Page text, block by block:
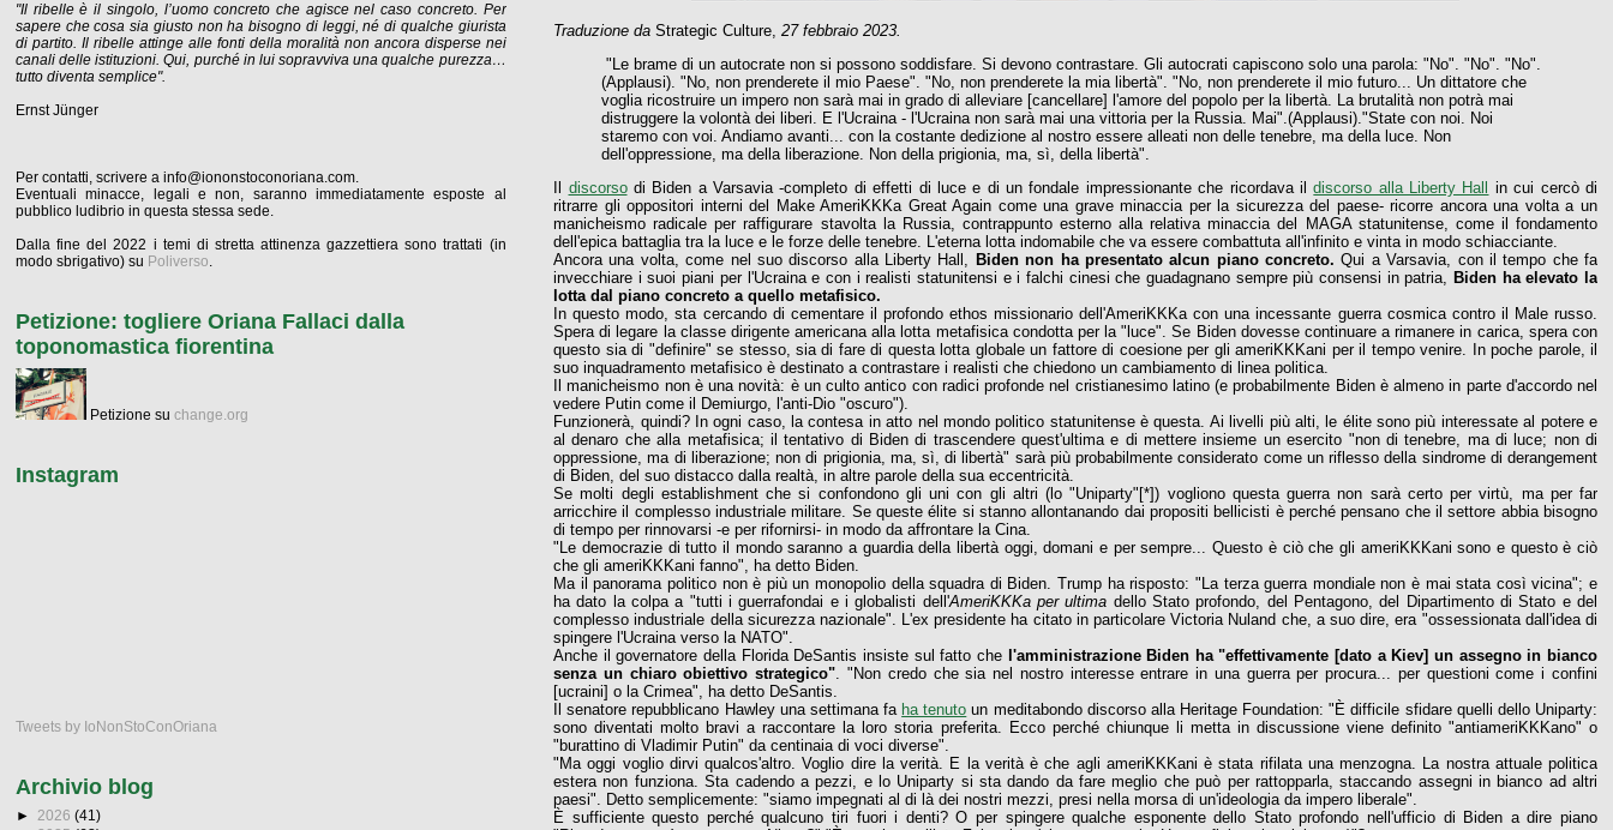
Traduzione da Strategic Culture,27 febbraio 2023.
"Le brame di un autocrate non si possono soddisfare. Si devono contrastare. Gli autocrati capiscono solo una parola: "No". "No". "No".
(Applausi). "No, non prenderete il mio Paese". "No, non prenderete la mia libertà". "No, non prenderete il mio futuro... Un dittatore che
voglia ricostruire un impero non sarà mai in grado di alleviare [cancellare] l'amore del popolo per la libertà. La brutalità non potrà mai
distruggere la volontà dei liberi. E l'Ucraina - l'Ucraina non sarà mai una vittoria per la Russia. Mai".(Applausi)."State con noi. Noi
staremo con voi. Andiamo avanti... con la costante dedizione al nostro essere alleati non delle tenebre, ma della luce. Non
dell'oppressione, ma della liberazione. Non della prigionia, ma, sì, della libertà".
discorsodi Biden a Varsavia -completo di effetti di luce e di un fondale impressionante che ricordava ildiscorso alla Liberty Hall
in cui cercò di
ritrarre gli oppositori interni del Make AmeriKKKa Great Again come una grave minaccia per la sicurezza del paese- ricorre ancora una volta a un
manicheismo radicale per raffigurare stavolta la Russia, contrappunto esterno alla relativa minaccia del MAGA statunitense, come il fondamento
dell'epica battaglia tra la luce e le forze delle tenebre. L'eterna lotta indomabile che va essere combattuta all'infinito e vinta in modo schiacciante.
Ancora una volta, come nel suo discorso alla Liberty Hall, Biden non ha presentato alcun piano concreto. Qui a Varsavia, con il tempo che fa
invecchiare i suoi piani per l'Ucraina e con i realisti statunitensi e i falchi cinesi che guadagnano sempre più consensi in patria, Biden ha elevato la
lotta dal piano concreto a quello metafisico.
In questo modo, sta cercando di cementare il profondo ethos missionario dell'AmeriKKKa con una incessante guerra cosmica contro il Male russo.
Spera di legare la classe dirigente americana alla lotta metafisica condotta per la "luce". Se Biden dovesse continuare a rimanere in carica, spera con
questo sia di "definire" se stesso, sia di fare di questa lotta globale un fattore di coesione per gli ameriKKKani per il tempo venire. In poche parole, il
suo inquadramento metafisico è destinato a contrastare i realisti che chiedono un cambiamento di linea politica.
Il manicheismo non è una novità: è un culto antico con radici profonde nel cristianesimo latino (e probabilmente Biden è almeno in parte d'accordo nel
vedere Putin come il Demiurgo, l'anti-Dio "oscuro").
Funzionerà, quindi? In ogni caso, la contesa in atto nel mondo politico statunitense è questa. Ai livelli più alti, le élite sono più interessate al potere e
al denaro che alla metafisica; il tentativo di Biden di trascendere quest'ultima e di mettere insieme un esercito "non di tenebre, ma di luce; non di
oppressione, ma di liberazione; non di prigionia, ma, sì, di libertà" sarà più probabilmente considerato come un riflesso della sindrome di derangement
di Biden, del suo distacco dalla realtà, in altre parole della sua eccentricità.
Se molti degli establishment che si confondono gli uni con gli altri (lo "Uniparty"[*]) vogliono questa guerra non sarà certo per virtù, ma per far
arricchire il complesso industriale militare. Se queste élite si stanno allontanando dai propositi bellicisti è perché pensano che il settore abbia bisogno
di tempo per rinnovarsi -e per rifornirsi- in modo da affrontare la Cina.
"Le democrazie di tutto il mondo saranno a guardia della libertà oggi, domani e per sempre... Questo è ciò che gli ameriKKKani sono e questo è ciò
che gli ameriKKKani fanno", ha detto Biden.
Ma il panorama politico non è più un monopolio della squadra di Biden. Trump ha risposto: "La terza guerra mondiale non è mai stata così vicina"; e
ha dato la colpa a "tutti i guerrafondai e i globalisti dell'AmeriKKKa per ultima dello Stato profondo, del Pentagono, del Dipartimento di Stato e del
complesso industriale della sicurezza nazionale". L'ex presidente ha citato in particolare Victoria Nuland che, a suo dire, era "ossessionata dall'idea di
spingere l'Ucraina verso la NATO".
Anche il governatore della Florida DeSantis insiste sul fatto chel'amministrazione Biden ha "effettivamente [dato a Kiev] un assegno in bianco
senza un chiaro obiettivo strategico". "Non credo che sia nel nostro interesse entrare in una guerra per procura... per questioni come i confini
[ucraini] o la Crimea", ha detto DeSantis.
Il senatore repubblicano Hawley una settimana fa ha tenuto un meditabondo discorso alla Heritage Foundation: "È difficile sfidare quelli dello Uniparty:
sono diventati molto bravi a raccontare la loro storia preferita. Ecco perché chiunque li metta in discussione viene definito "antiameriKKKano" o
"burattino di Vladimir Putin" da centinaia di voci diverse".
"Ma oggi voglio dirvi qualcos'altro. Voglio dire la verità. E la verità è che agli ameriKKKani è stata rifilata una menzogna. La nostra attuale politica
estera non funziona. Sta cadendo a pezzi, e lo Uniparty si sta dando da fare meglio che può per rattopparla, staccando assegni in bianco ad altri
paesi". Detto semplicemente: "siamo impegnati al di là dei nostri mezzi, presi nella morsa di un'ideologia da impero liberale".
È sufficiente questo perché qualcuno tiri fuori i denti? O per spingere qualche esponente dello Stato profondo nell'ufficio di Biden a dire piano
"Il ribelle è il singolo, l’uomo concreto che agisce nel caso concreto. Per
sapere che cosa sia giusto non ha bisogno di leggi, né di qualche giurista
di partito. Il ribelle attinge alle fonti della moralità non ancora disperse nei
canali delle istituzioni. Qui, purché in lui sopravviva una qualche purezza…
tutto diventa semplice".
Ernst Jünger
Per contatti, scrivere a info@iononstoconoriana.com.
Eventuali minacce, legali e non, saranno immediatamente esposte al
pubblico ludibrio in questa stessa sede.
Dalla fine del 2022 i temi di stretta attinenza gazzettiera sono trattati (in
modo sbrigativo) su Poliverso.
Petizione: togliere Oriana Fallaci dalla
toponomastica fiorentina
Petizione su change.org
Instagram
Tweets by IoNonStoConOriana
Archivio blog
► 2026 (41)